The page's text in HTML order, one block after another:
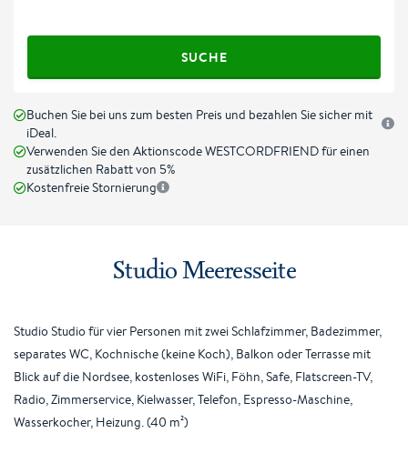
SUCHE
Buchen Sie bei uns zum besten Preis und bezahlen Sie sicher mit
iDeal.
Verwenden Sie den Aktionscode WESTCORDFRIEND für einen
zusätzlichen Rabatt von 5%
Kostenfreie Stornierung
Studio Meeresseite
Studio Studio für vier Personen mit zwei Schlafzimmer, Badezimmer,
separates WC, Kochnische (keine Koch), Balkon oder Terrasse mit
Blick auf die Nordsee, kostenloses WiFi, Föhn, Safe, Flatscreen-TV,
Radio, Zimmerservice, Kielwasser, Telefon, Espresso-Maschine,
Wasserkocher, Heizung. (40 m²)